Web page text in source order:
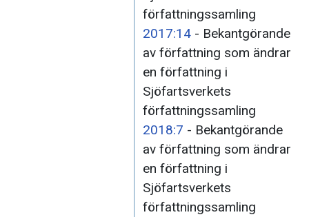
författningssamling
2017:14 - Bekantgörande
av författning som ändrar
en författning i
Sjöfartsverkets
författningssamling
2018:7 - Bekantgörande
av författning som ändrar
en författning i
Sjöfartsverkets
författningssamling